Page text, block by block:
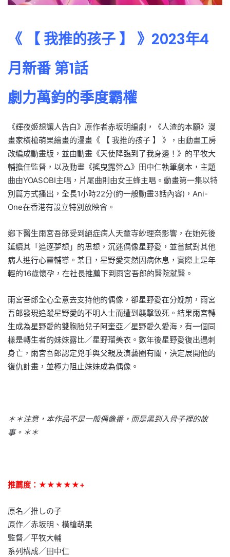
《 【 我推的孩子 】 》2023年4
月新番 第1話
劇力萬鈞的季度霸權
《輝夜姬想讓人告白》原作者赤坂明編劇，《人渣的本願》漫
畫家橫槍萌果繪畫的漫畫《 【 我推的孩子 】 》，由動畫工房
改編成動畫版，並由動畫《天使降臨到了我身邊！》的平牧大
輔擔任監督，以及動畫《搖曳露營△》田中仁執筆劇本，主題
曲由YOASOBI主唱，片尾曲則由女王蜂主唱。動畫第一集以特
別篇方式播出，全長1小時22分(約一般動畫3話內容)，Ani-
One在香港有設立特別放映會。
鄉下醫生雨宮吾郎受到絕症病人天童寺紗理奈影響，在她死後
延續其「追逐夢想」的思想，沉迷偶像星野愛，並嘗試對其他
病人進行心靈輔導。某日，星野愛突然因病休息，實際上是年
輕的16歲懷孕，在社長推薦下到雨宮吾郎的醫院就醫。
雨宮吾郎全心全意去支持他的偶像，卻星野愛在分娩前，雨宮
吾郎發現追蹤星野愛的不明人士而遭到襲擊致死。結果雨宮轉
生成為星野愛的雙胞胎兒子阿奎亞／星野愛久愛海，有一個同
樣是轉生者的妹妹露比／星野瑠美衣。數年後星野愛復出遇刺
身亡，雨宮吾郎認定兇手與父親及演藝圈有關，決定展開他的
復仇計畫，並極力阻止妹妹成為偶像。
＊＊注意，本作品不是一般偶像番，而是黑到入骨子裡的故
事。＊＊
推薦度：★★★★★+
原名／推しの子
原作／赤坂明、橫槍萌果
監督／平牧大輔
系列構成／田中仁